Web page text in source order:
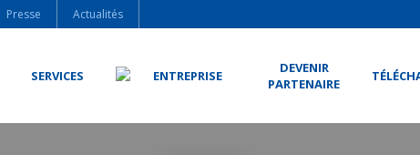
Presse Actualités
SERVICES ENTREPRISE
DEVENIR
PARTENAIRE